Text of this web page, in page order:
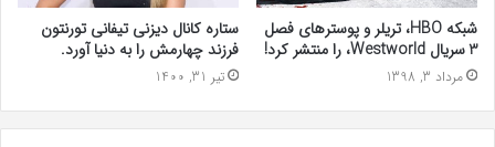
شبکه HBO، تریلر و پوسترهای فصل
3 سریال Westworld، را منتشر کرد!
مرداد 3, 1398
ستاره کانال دیزنی تیفانی تورنتون
فرزند چهارمش را به دنیا آورد.
تیر 31, 1400